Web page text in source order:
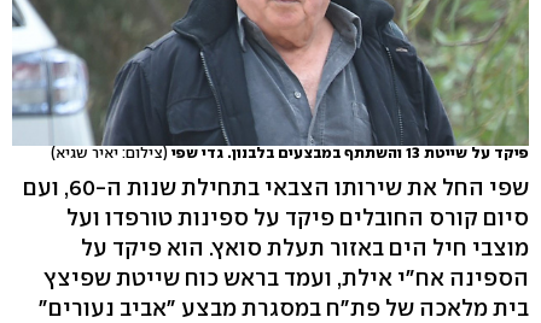
פיקד על שייטת 13 והשתתף במבצעים בלבנון. גדי שפי (צילום: יאיר שגיא)
שפי החל את שירותו הצבאי בתחילת שנות ה-60, ועם
סיום קורס החובלים פיקד על ספינות טורפדו ועל
מוצבי חיל הים באזור תעלת סואץ. הוא פיקד על
הספינה אח"י אילת, ועמד בראש כוח שייטת שפיצץ
בית מלאכה של פת"ח במסגרת מבצע "אביב נעורים"